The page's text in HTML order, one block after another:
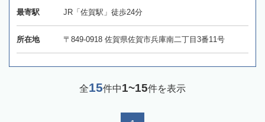
最寄駅 JR「佐賀駅」徒歩24分
所在地 〒849-0918 佐賀県佐賀市兵庫南二丁目3番11号
全15件中1~15件を表示